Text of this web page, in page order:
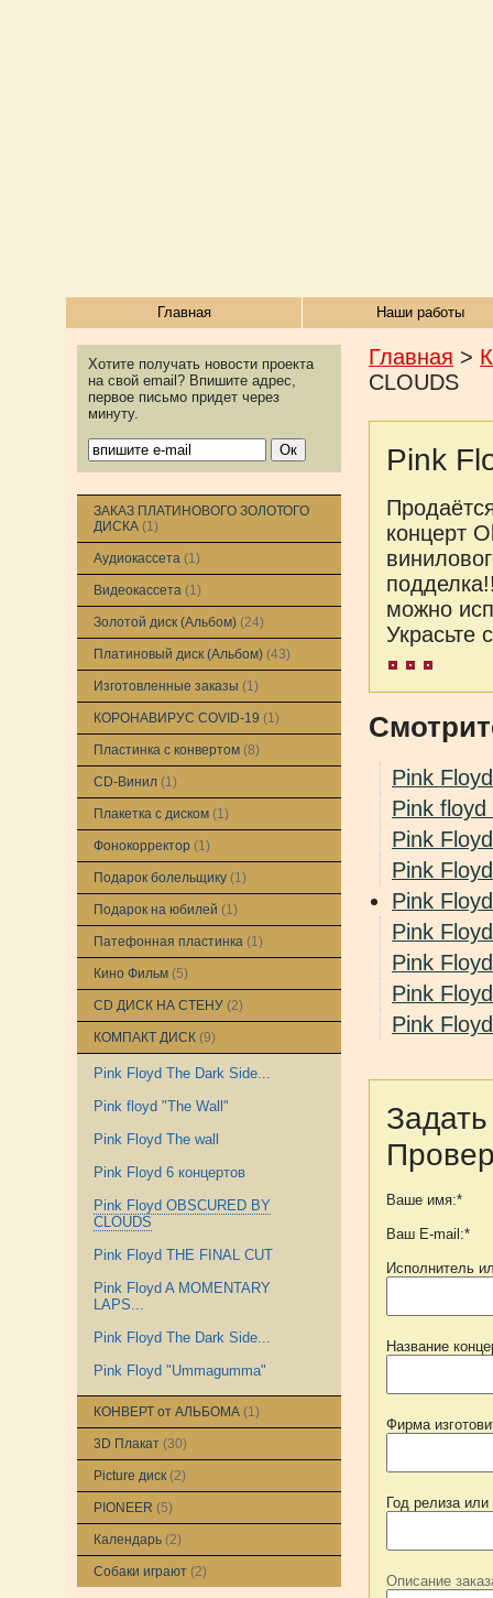
Главная Наши работы
Хотите получать новости проекта
на свой email? Впишите адрес,
первое письмо придет через
минуту.
ЗАКАЗ ПЛАТИНОВОГО ЗОЛОТОГО
ДИСКА (1)
Аудиокассета (1)
Видеокассета (1)
Золотой диск (Альбом) (24)
Платиновый диск (Альбом) (43)
Изготовленные заказы (1)
КОРОНАВИРУС COVID-19 (1)
Пластинка с конвертом (8)
CD-Винил (1)
Плакетка с диском (1)
Фонокорректор (1)
Подарок болельщику (1)
Подарок на юбилей (1)
Патефонная пластинка (1)
Кино Фильм (5)
CD ДИСК НА СТЕНУ (2)
КОМПАКТ ДИСК (9)
Pink Floyd The Dark Side...
Pink floyd "The Wall"
Pink Floyd The wall
Pink Floyd 6 концертов
Pink Floyd OBSCURED BY
CLOUDS
Pink Floyd THE FINAL CUT
Pink Floyd A MOMENTARY
LAPS...
Pink Floyd The Dark Side...
Pink Floyd "Ummagumma"
КОНВЕРТ от АЛЬБОМА (1)
3D Плакат (30)
Picture диск (2)
PIONEER (5)
Календарь (2)
Собаки играют (2)
Главная >
CLOUDS
Pink
концерт
можно
Украсьте
Pink
Pink floyd
Pink
Pink
Pink
Pink
Pink
Pink
Pink
Ваше имя:*
Ваш E-mail:*
Исполнитель
Название
Фирма
Год релиза
Описание